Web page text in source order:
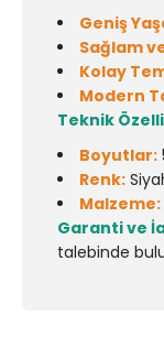
Geniş
Sağlam
Kolay
Modern
Teknik
Boyutlar:
Renk:
Malzeme:
Garanti ve
talebinde